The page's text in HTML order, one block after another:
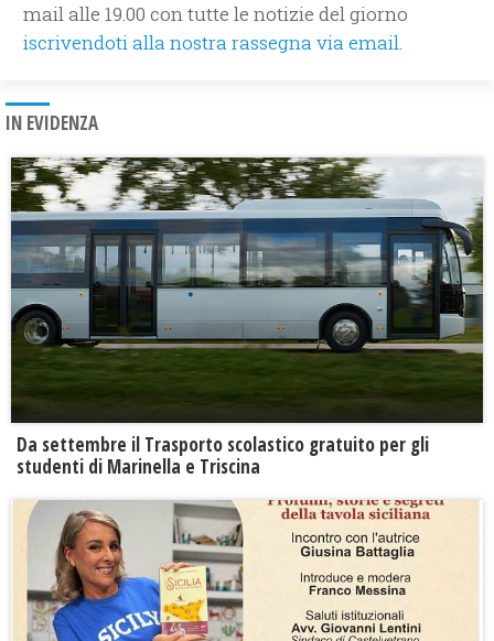
mail alle 19.00 con tutte le notizie del giorno
iscrivendoti alla nostra rassegna via email.
IN EVIDENZA
Da settembre il Trasporto scolastico gratuito per gli
studenti di Marinella e Triscina